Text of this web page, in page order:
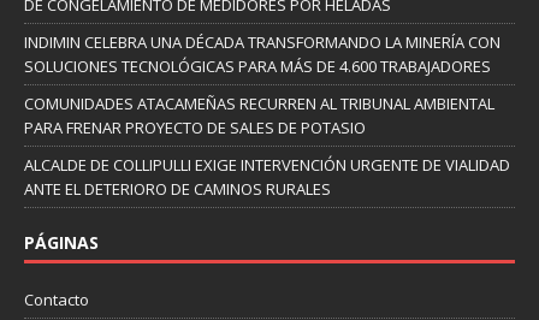
DE CONGELAMIENTO DE MEDIDORES POR HELADAS
INDIMIN CELEBRA UNA DÉCADA TRANSFORMANDO LA MINERÍA CON
SOLUCIONES TECNOLÓGICAS PARA MÁS DE 4.600 TRABAJADORES
COMUNIDADES ATACAMEÑAS RECURREN AL TRIBUNAL AMBIENTAL
PARA FRENAR PROYECTO DE SALES DE POTASIO
ALCALDE DE COLLIPULLI EXIGE INTERVENCIÓN URGENTE DE VIALIDAD
ANTE EL DETERIORO DE CAMINOS RURALES
PÁGINAS
Contacto